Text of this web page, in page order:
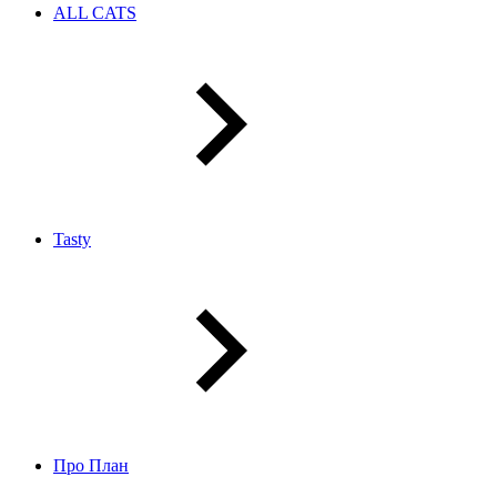
ALL CATS
Tasty
Про План